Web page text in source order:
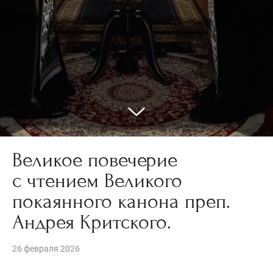
Великое повечерие
с чтением Великого
покаянного канона преп.
Андрея Критского.
26 февраля 2026